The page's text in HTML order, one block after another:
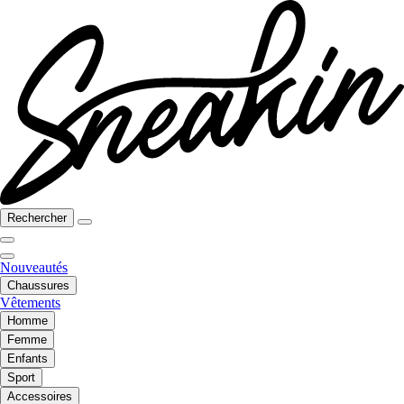
Rechercher
Nouveautés
Chaussures
Vêtements
Homme
Femme
Enfants
Sport
Accessoires